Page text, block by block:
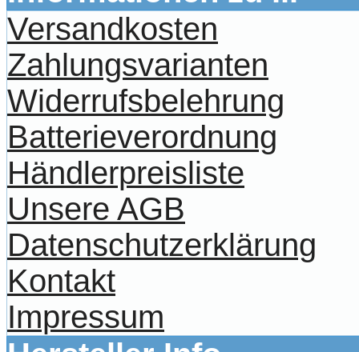
Versandkosten
Zahlungsvarianten
Widerrufsbelehrung
Batterieverordnung
Händlerpreisliste
Unsere AGB
Datenschutzerklärung
Kontakt
Impressum